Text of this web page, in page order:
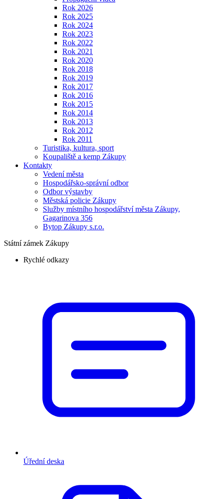
Rok 2026
Rok 2025
Rok 2024
Rok 2023
Rok 2022
Rok 2021
Rok 2020
Rok 2018
Rok 2019
Rok 2017
Rok 2016
Rok 2015
Rok 2014
Rok 2013
Rok 2012
Rok 2011
Turistika, kultura, sport
Koupaliště a kemp Zákupy
Kontakty
Vedení města
Hospodářsko-správní odbor
Odbor výstavby
Městská policie Zákupy
Služby místního hospodářství města Zákupy,
Gagarinova 356
Bytop Zákupy s.r.o.
Státní zámek Zákupy
Rychlé odkazy
Úřední deska